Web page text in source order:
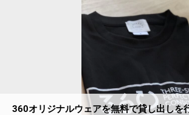
360オリジナルウェアを無料で貸し出しを